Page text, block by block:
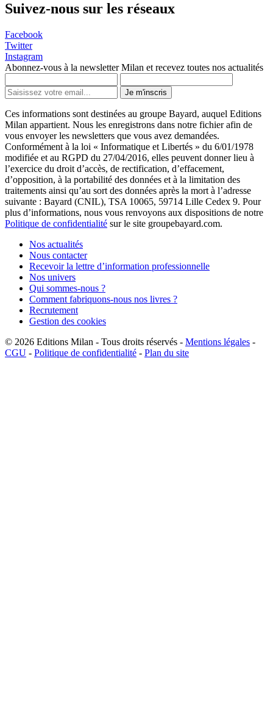
Suivez-nous sur les réseaux
Facebook
Twitter
Instagram
Abonnez-vous à la newsletter Milan et recevez toutes nos actualités
Je m'inscris
Ces informations sont destinées au groupe Bayard, auquel Editions
Milan appartient. Nous les enregistrons dans notre fichier afin de
vous envoyer les newsletters que vous avez demandées.
Conformément à la loi « Informatique et Libertés » du 6/01/1978
modifiée et au RGPD du 27/04/2016, elles peuvent donner lieu à
l’exercice du droit d’accès, de rectification, d’effacement,
d’opposition, à la portabilité des données et à la limitation des
traitements ainsi qu’au sort des données après la mort à l’adresse
suivante : Bayard (CNIL), TSA 10065, 59714 Lille Cedex 9. Pour
plus d’informations, nous vous renvoyons aux dispositions de notre
Politique de confidentialité sur le site groupebayard.com.
Nos actualités
Nous contacter
Recevoir la lettre d’information professionnelle
Nos univers
Qui sommes-nous ?
Comment fabriquons-nous nos livres ?
Recrutement
Gestion des cookies
© 2026 Editions Milan - Tous droits réservés - Mentions légales -
CGU - Politique de confidentialité - Plan du site